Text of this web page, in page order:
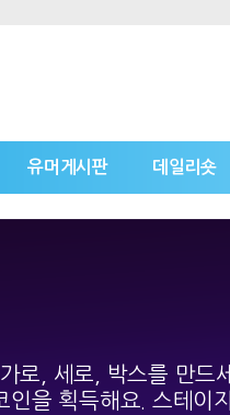
유머게시판 데일리숏
로, 세로, 박스를 만드세
을 획득해요. 스테이지